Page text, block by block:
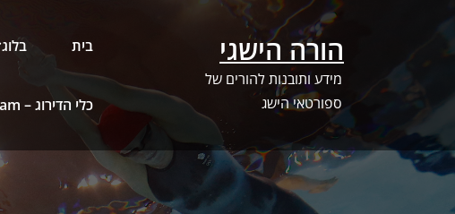
הורה הישגי
מידע ותובנות להורים של
ספורטאי הישג
בית בלוג
כלי הדירוג – SwimSwam